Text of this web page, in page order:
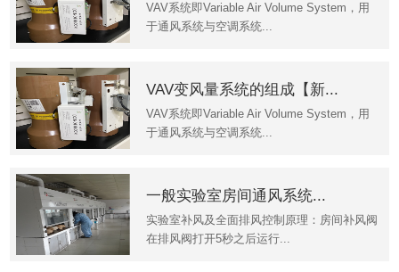
VAV系统即Variable Air Volume System，用
于通风系统与空调系统...
VAV变风量系统的组成【新...
VAV系统即Variable Air Volume System，用
于通风系统与空调系统...
一般实验室房间通风系统...
实验室补风及全面排风控制原理：房间补风阀
在排风阀打开5秒之后运行...